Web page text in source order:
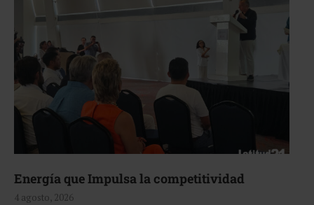
Energía que Impulsa la competitividad
4 agosto, 2026